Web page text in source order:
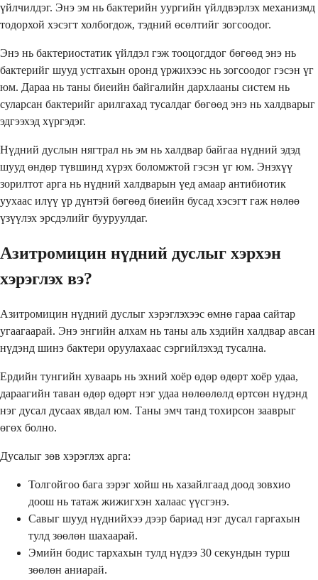
үйлчилдэг. Энэ эм нь бактерийн уургийн үйлдвэрлэх механизмд
тодорхой хэсэгт холбогдож, тэдний өсөлтийг зогсоодог.
Энэ нь бактериостатик үйлдэл гэж тооцогддог бөгөөд энэ нь
бактерийг шууд устгахын оронд үржихээс нь зогсоодог гэсэн үг
юм. Дараа нь таны биеийн байгалийн дархлааны систем нь
суларсан бактерийг арилгахад тусалдаг бөгөөд энэ нь халдварыг
эдгээхэд хүргэдэг.
Нүдний дуслын нягтрал нь эм нь халдвар байгаа нүдний эдэд
шууд өндөр түвшинд хүрэх боломжтой гэсэн үг юм. Энэхүү
зорилтот арга нь нүдний халдварын үед амаар антибиотик
уухаас илүү үр дүнтэй бөгөөд биеийн бусад хэсэгт гаж нөлөө
үзүүлэх эрсдэлийг бууруулдаг.
Азитромицин нүдний дуслыг хэрхэн
хэрэглэх вэ?
Азитромицин нүдний дуслыг хэрэглэхээс өмнө гараа сайтар
угаагаарай. Энэ энгийн алхам нь таны аль хэдийн халдвар авсан
нүдэнд шинэ бактери оруулахаас сэргийлэхэд тусална.
Ердийн тунгийн хуваарь нь эхний хоёр өдөр өдөрт хоёр удаа,
дараагийн таван өдөр өдөрт нэг удаа нөлөөлөлд өртсөн нүдэнд
нэг дусал дусаах явдал юм. Таны эмч танд тохирсон зааврыг
өгөх болно.
Дусалыг зөв хэрэглэх арга:
Толгойгоо бага зэрэг хойш нь хазайлгаад доод зовхио
доош нь татаж жижигхэн халаас үүсгэнэ.
Савыг шууд нүднийхээ дээр бариад нэг дусал гаргахын
тулд зөөлөн шахаарай.
Эмийн бодис тархахын тулд нүдээ 30 секундын турш
зөөлөн аниарай.